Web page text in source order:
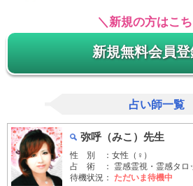
＼新規の方はこ
新規無料会員
占い師一覧
弥呼（みこ）先生
性 別 ：女性（♀）
占 術 ： 霊感霊視・霊感タロ
待機状況： ただいま待機中